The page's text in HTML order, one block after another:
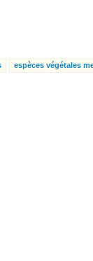
espèces végétales